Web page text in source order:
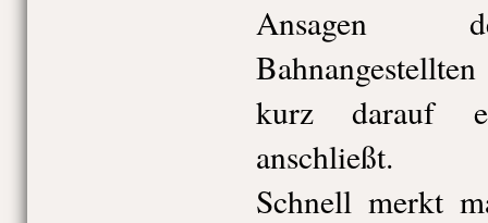
Ansagen
kurz darauf
anschließt.
Schnell merkt